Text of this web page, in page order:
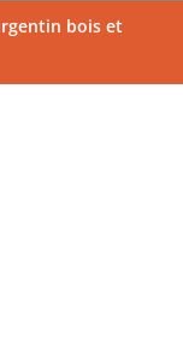
bois et